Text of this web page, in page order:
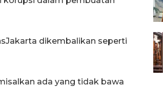
dikembalikan seperti
ada yang tidak bawa